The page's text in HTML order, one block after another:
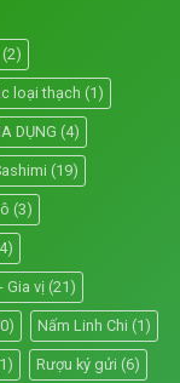
(2)
loại thạch (1)
DỤNG (4)
(19)
(3)
Gia vị (21)
Nấm Linh Chi (1)
Rượu ký gửi (6)